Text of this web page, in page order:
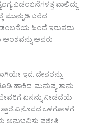
ವಿಡಂಬನೆಗಳತ್ತ ವಾಲಿದ್ದು
ಮುನ್ನುಡಿ ಬರೆದ
ಹಿಂದೆ ಇರುವದು
ಅಂಶವನ್ನು ಅವರು
ಇದೆ. ದೇವರನ್ನು
ಹಾಕಿದ ಮನುಷ್ಯ ತಾನು‌
ಏನನ್ನು ನೀಡದೆಯೆ
ಒಳಗೋಳಗೆ
ಅನುಭವಿಸು ಫಜೀತಿ